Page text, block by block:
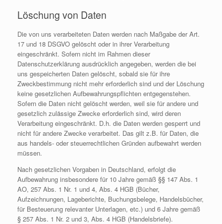
Löschung von Daten
Die von uns verarbeiteten Daten werden nach Maßgabe der Art.
17 und 18 DSGVO gelöscht oder in ihrer Verarbeitung
eingeschränkt. Sofern nicht im Rahmen dieser
Datenschutzerklärung ausdrücklich angegeben, werden die bei
uns gespeicherten Daten gelöscht, sobald sie für ihre
Zweckbestimmung nicht mehr erforderlich sind und der Löschung
keine gesetzlichen Aufbewahrungspflichten entgegenstehen.
Sofern die Daten nicht gelöscht werden, weil sie für andere und
gesetzlich zulässige Zwecke erforderlich sind, wird deren
Verarbeitung eingeschränkt. D.h. die Daten werden gesperrt und
nicht für andere Zwecke verarbeitet. Das gilt z.B. für Daten, die
aus handels- oder steuerrechtlichen Gründen aufbewahrt werden
müssen.
Nach gesetzlichen Vorgaben in Deutschland, erfolgt die
Aufbewahrung insbesondere für 10 Jahre gemäß §§ 147 Abs. 1
AO, 257 Abs. 1 Nr. 1 und 4, Abs. 4 HGB (Bücher,
Aufzeichnungen, Lageberichte, Buchungsbelege, Handelsbücher,
für Besteuerung relevanter Unterlagen, etc.) und 6 Jahre gemäß
§ 257 Abs. 1 Nr. 2 und 3, Abs. 4 HGB (Handelsbriefe).